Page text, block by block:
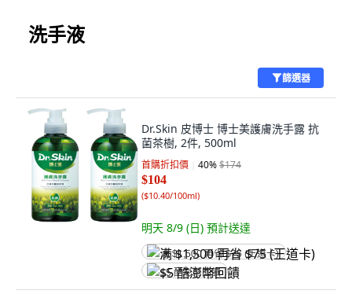
洗手液
篩選器
Dr.Skin 皮博士 博士美護膚洗手露 抗
菌茶樹, 2件, 500ml
首購折扣價 40%$174
$104
($10.40/100ml)
明天 8/9 (日) 預計送達
满 $1,500 再省 $75 (王道卡)
$5 酷澎幣回饋